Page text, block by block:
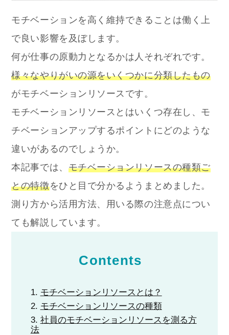
モチベーションを高く維持できることは働く上
で良い影響を及ぼします。
何が仕事の原動力となるかは人それぞれです。
様々なやりがいの源をいくつかに分類したもの
がモチベーションリソースです。
モチベーションリソースとはいくつ存在し、モ
チベーションアップするポイントにどのような
違いがあるのでしょうか。
本記事では、 モチベーションリソースの種類ご
との特徴をひと目で分かるようまとめました。
測り方から活用方法、用いる際の注意点につい
ても解説しています。
Contents
モチベーションリソースとは？
モチベーションリソースの種類
社員のモチベーションリソースを測る方
法